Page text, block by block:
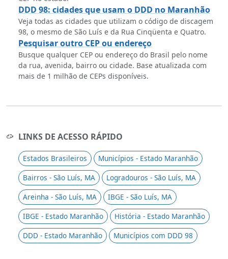
DDD 98: cidades que usam o DDD no Maranhão
Veja todas as cidades que utilizam o código de discagem
98, o mesmo de São Luís e da Rua Cinqüenta e Quatro.
Pesquisar outro CEP ou endereço
Busque qualquer CEP ou endereço do Brasil pelo nome
da rua, avenida, bairro ou cidade. Base atualizada com
mais de 1 milhão de CEPs disponíveis.
LINKS DE ACESSO RÁPIDO
Estados Brasileiros
Municípios - Estado Maranhão
Bairros - São Luís, MA
Logradouros - São Luís, MA
Areinha - São Luís, MA
IBGE - São Luís, MA
IBGE - Estado Maranhão
História - Estado Maranhão
DDD - Estado Maranhão
Municípios com DDD 98